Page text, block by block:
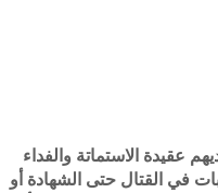
عقيدة الاستماتة والفداء
في القتال حتى الشهادة أو